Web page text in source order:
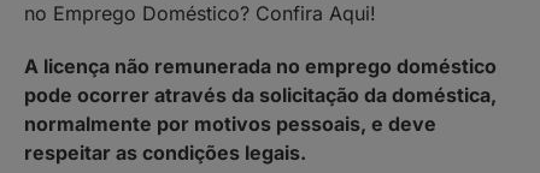
no Emprego Doméstico? Confira Aqui!
A licença não remunerada no emprego doméstico
pode ocorrer através da solicitação da doméstica,
normalmente por motivos pessoais, e deve
respeitar as condições legais.